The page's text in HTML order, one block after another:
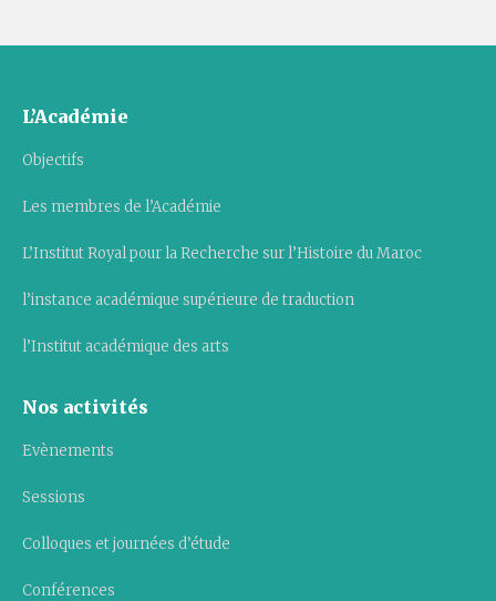
L’Académie
Objectifs
Les membres de l’Académie
L’Institut Royal pour la Recherche sur l’Histoire du Maroc
l’instance académique supérieure de traduction
l’Institut académique des arts
Nos activités
Evènements
Sessions
Colloques et journées d’étude
Conférences